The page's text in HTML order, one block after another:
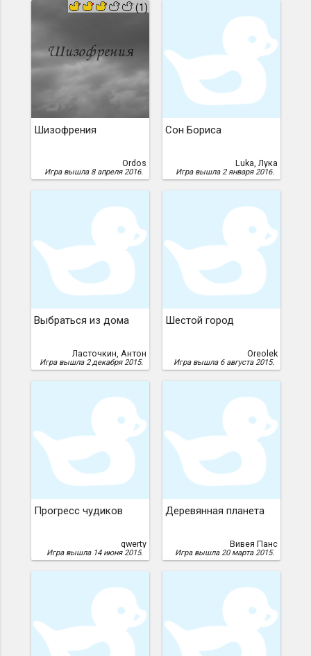
(1)
Шизофрения
Ordos
Игра вышла 8 апреля 2016.
Сон Бориса
Luka, Лука
Игра вышла 2 января 2016.
Выбраться из дома
Ласточкин, Антон
Игра вышла 2 декабря 2015.
Шестой город
Oreolek
Игра вышла 6 августа 2015.
Прогресс чудиков
qwerty
Игра вышла 14 июня 2015.
Деревянная планета
Вивея Панс
Игра вышла 20 марта 2015.